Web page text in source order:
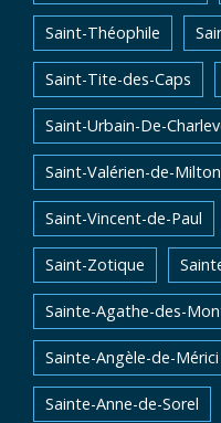
Saint-Théophile
Saint-Tite-des-Caps
Saint-Urbain-De-
Saint-Valérien-de-Milton
Saint-Vincent-de-Paul
Saint-Zotique
Sainte-Agathe-des-
Sainte-Angèle-de-Mérici
Sainte-Anne-de-Sorel